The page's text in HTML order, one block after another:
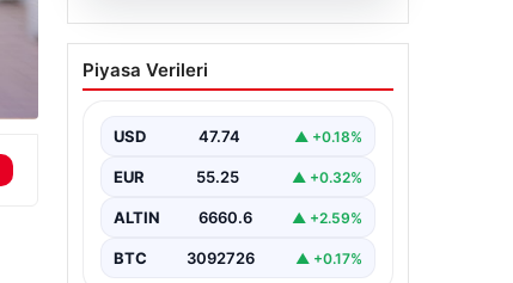
07.08.2026
THY, temmuz ayında 9,5
milyon yolcu taşıdı
Piyasa Verileri
USD 47.74 ▲ +0.18%
EUR 55.25 ▲ +0.32%
ALTIN 6660.6 ▲ +2.59%
BTC 3092726 ▲ +0.17%